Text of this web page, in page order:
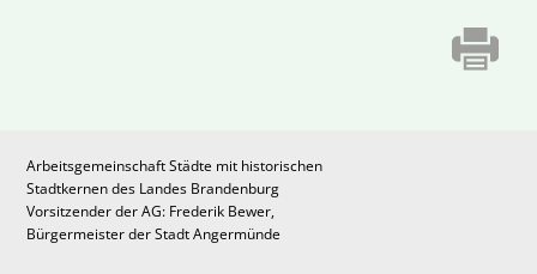
Arbeitsgemeinschaft Städte mit historischen
Stadtkernen des Landes Brandenburg
Vorsitzender der AG: Frederik Bewer,
Bürgermeister der Stadt Angermünde